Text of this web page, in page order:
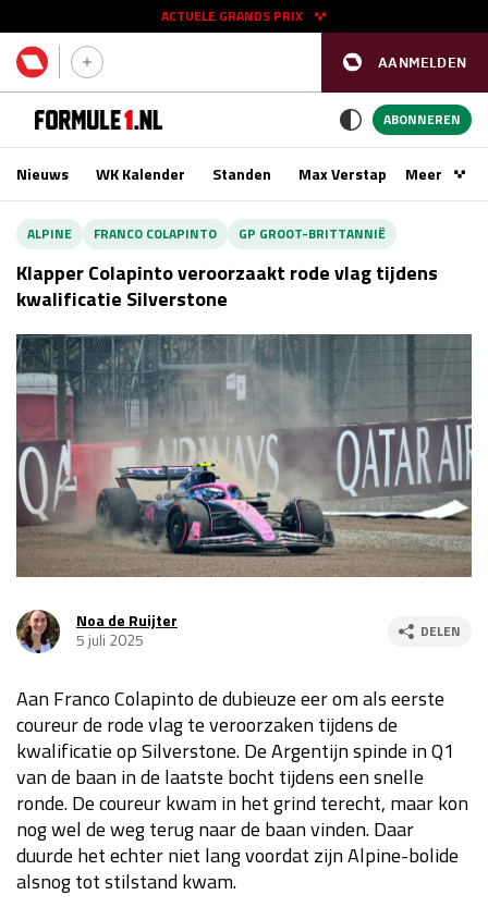
AANMELDEN
ACTUELE GRANDS PRIX
11 - 13 sep
Race
zo 15:00 - 17:00
GP AZERBEIDZJAN 2026 24 - 26 sep
Kwalificatie
vr 14:00 - 15:00
Race
za 13:00 - 15:00
Kwalificatie
za 15:00 - 16:00
Race
zo 14:00 - 16:00
Kwalificatie
za 23:00 - 00:00
Race
zo 21:00 - 23:00
GP MEXICO 2026 30 okt - 01 nov
Kwalificatie
za 19:00 - 20:00
Race
zo 18:00 - 20:00
ABONNEREN
Nieuws WK Kalender Standen Max VerstappenMeer
ALPINE FRANCO COLAPINTO GP GROOT-BRITTANNIË
Klapper Colapinto veroorzaakt rode vlag tijdens
kwalificatie Silverstone
Noa de Ruijter
5 juli 2025
DELEN
Aan Franco Colapinto de dubieuze eer om als eerste
coureur de rode vlag te veroorzaken tijdens de
kwalificatie op Silverstone. De Argentijn spinde in Q1
van de baan in de laatste bocht tijdens een snelle
ronde. De coureur kwam in het grind terecht, maar kon
nog wel de weg terug naar de baan vinden. Daar
duurde het echter niet lang voordat zijn Alpine-bolide
alsnog tot stilstand kwam.